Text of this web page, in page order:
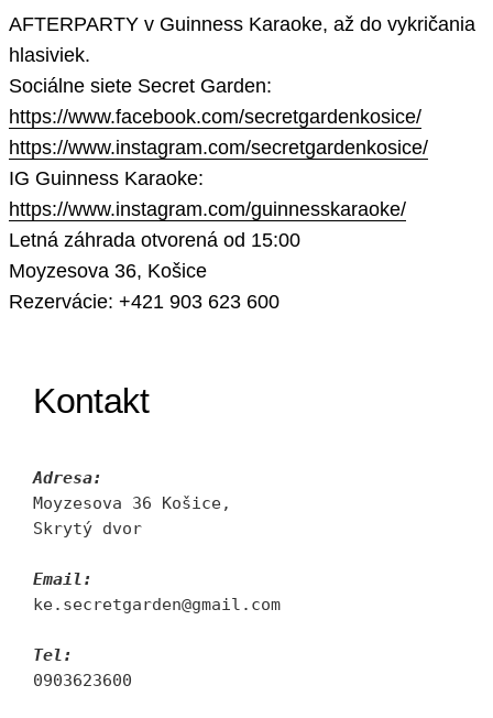
AFTERPARTY v Guinness Karaoke, až do vykričania
hlasiviek.
Sociálne siete Secret Garden:
https://www.facebook.com/secretgardenkosice/
https://www.instagram.com/secretgardenkosice/
IG Guinness Karaoke:
https://www.instagram.com/guinnesskaraoke/
Letná záhrada otvorená od 15:00
Moyzesova 36, Košice
Rezervácie: +421 903 623 600
Kontakt
Adresa:
Moyzesova 36 Košice,
Skrytý dvor
Email:
ke.secretgarden@gmail.com
Tel:
0903623600